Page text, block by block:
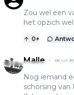
Zou wel een
het opzich
0+
Malle 06 juli
Nog iemand
schorsing van